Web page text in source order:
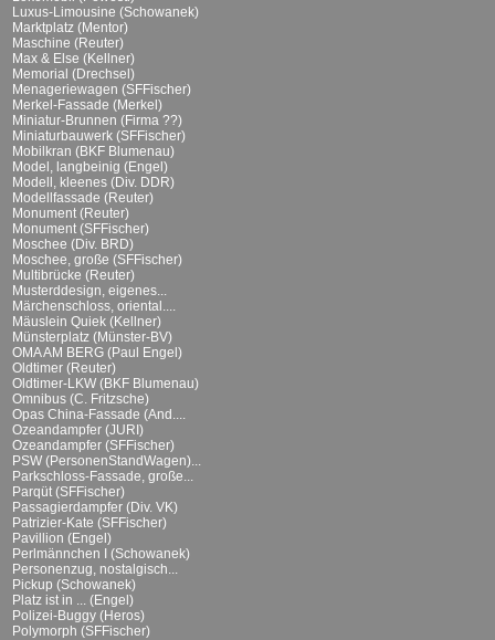
Luxus-Limousine (Schowanek)
Marktplatz (Mentor)
Maschine (Reuter)
Max & Else (Kellner)
Memorial (Drechsel)
Menageriewagen (SFFischer)
Merkel-Fassade (Merkel)
Miniatur-Brunnen (Firma ??)
Miniaturbauwerk (SFFischer)
Mobilkran (BKF Blumenau)
Model, langbeinig (Engel)
Modell, kleenes (Div. DDR)
Modellfassade (Reuter)
Monument (Reuter)
Monument (SFFischer)
Moschee (Div. BRD)
Moschee, große (SFFischer)
Multibrücke (Reuter)
Musterddesign, eigenes...
Märchenschloss, oriental....
Mäuslein Quiek (Kellner)
Münsterplatz (Münster-BV)
OMA AM BERG (Paul Engel)
Oldtimer (Reuter)
Oldtimer-LKW (BKF Blumenau)
Omnibus (C. Fritzsche)
Opas China-Fassade (And....
Ozeandampfer (JURI)
Ozeandampfer (SFFischer)
PSW (PersonenStandWagen)...
Parkschloss-Fassade, große...
Parqüt (SFFischer)
Passagierdampfer (Div. VK)
Patrizier-Kate (SFFischer)
Pavillion (Engel)
Perlmännchen I (Schowanek)
Personenzug, nostalgisch...
Pickup (Schowanek)
Platz ist in ... (Engel)
Polizei-Buggy (Heros)
Polymorph (SFFischer)